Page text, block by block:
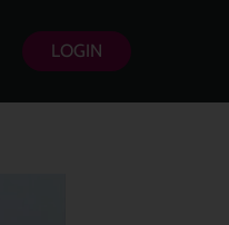
LOGIN